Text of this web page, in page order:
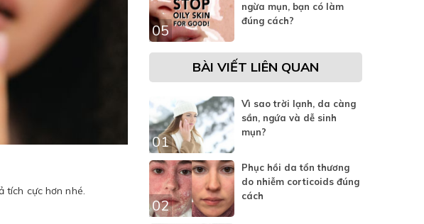
cực hơn nhé.
05
ngừa mụn, bạn có làm
đúng cách?
BÀI VIẾT LIÊN QUAN
01
Vì sao trời lạnh, da càng
sần, ngứa và dễ sinh
mụn?
02
Phục hồi da tổn thương
do nhiễm corticoids đúng
cách